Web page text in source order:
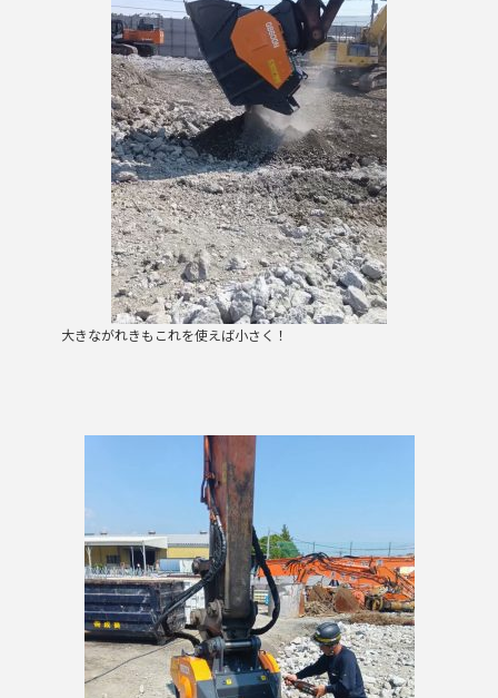
大きながれきもこれを使えば小さく！